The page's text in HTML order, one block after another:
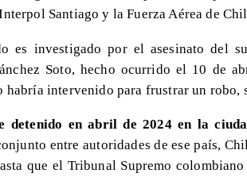
Santiago y la Fuerza Aérea de
es investigado por el asesinato del
Soto, hecho ocurrido el 10 de
intervenido para frustrar un robo,
detenido en abril de 2024 en la
entre autoridades de ese país,
que el Tribunal Supremo